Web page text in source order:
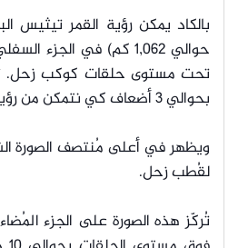
حوالي 1,062 كم) في
تحت مستوى حلقات كوكب زحل.
بحوالي 3 أضعاف كي نتمكن من رؤيته بوضوح.
ويظهر في أعلى مُنتصف الصورة
لقُطب زحل.
تُركّز هذه الصورة على الجزء